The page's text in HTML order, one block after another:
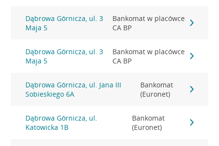
Dąbrowa Górnicza, ul. 3
Maja 5
Bankomat w placówce
CA BP
Dąbrowa Górnicza, ul. 3
Maja 5
Bankomat w placówce
CA BP
Dąbrowa Górnicza, ul. Jana III
Sobieskiego 6A
Bankomat
(Euronet)
Dąbrowa Górnicza, ul.
Katowicka 1B
Bankomat
(Euronet)